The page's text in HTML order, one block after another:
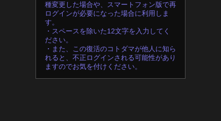
種変更した場合や、スマートフォン版で再
ログインが必要になった場合に利用しま
す。
・スペースを除いた12文字を入力してく
ださい。
・また、この復活のコトダマが他人に知ら
れると、不正ログインされる可能性があり
ますのでお気を付けください。